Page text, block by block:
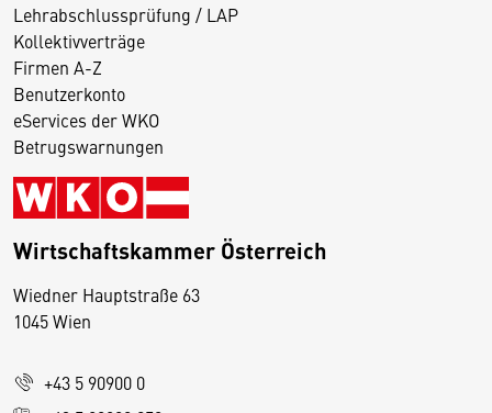
Lehrabschlussprüfung / LAP
Kollektivverträge
Firmen A-Z
Benutzerkonto
eServices der WKO
Betrugswarnungen
Wirtschaftskammer Österreich
Wiedner Hauptstraße 63
1045 Wien
+43 5 90900 0
D
s